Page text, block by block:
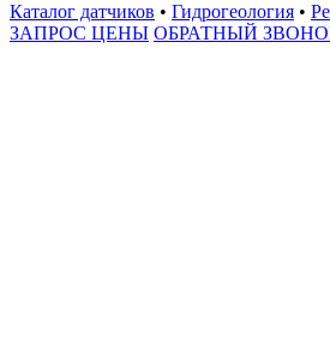
Каталог датчиков • Гидрогеология •
ЗАПРОС ЦЕНЫ ОБРАТНЫЙ